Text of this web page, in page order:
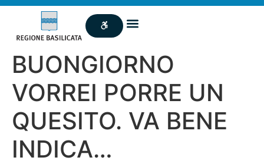
BUONGIORNO
VORREI PORRE UN
QUESITO. VA BENE
INDICA…